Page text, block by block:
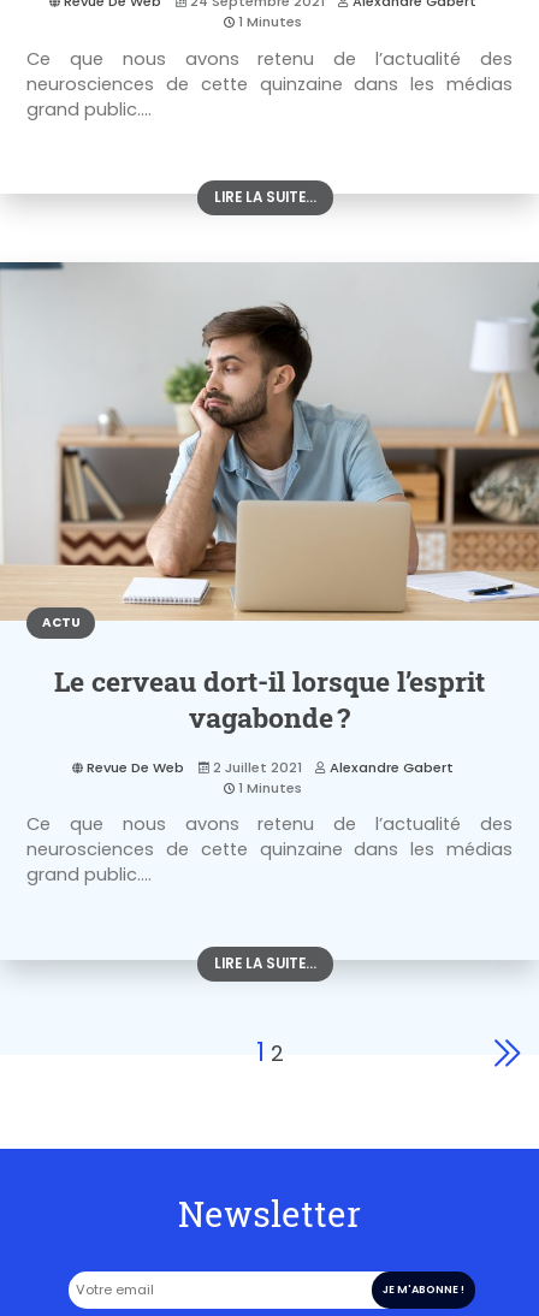
1 Minutes
Ce que nous avons retenu de l’actualité des
neurosciences de cette quinzaine dans les médias
grand public....
LIRE LA SUITE...
ACTU
Le cerveau dort-il lorsque l’esprit
vagabonde ?
Revue De Web 2 Juillet 2021
Alexandre Gabert
1 Minutes
Ce que nous avons retenu de l’actualité des
neurosciences de cette quinzaine dans les médias
grand public....
LIRE LA SUITE...
1 2
Newsletter